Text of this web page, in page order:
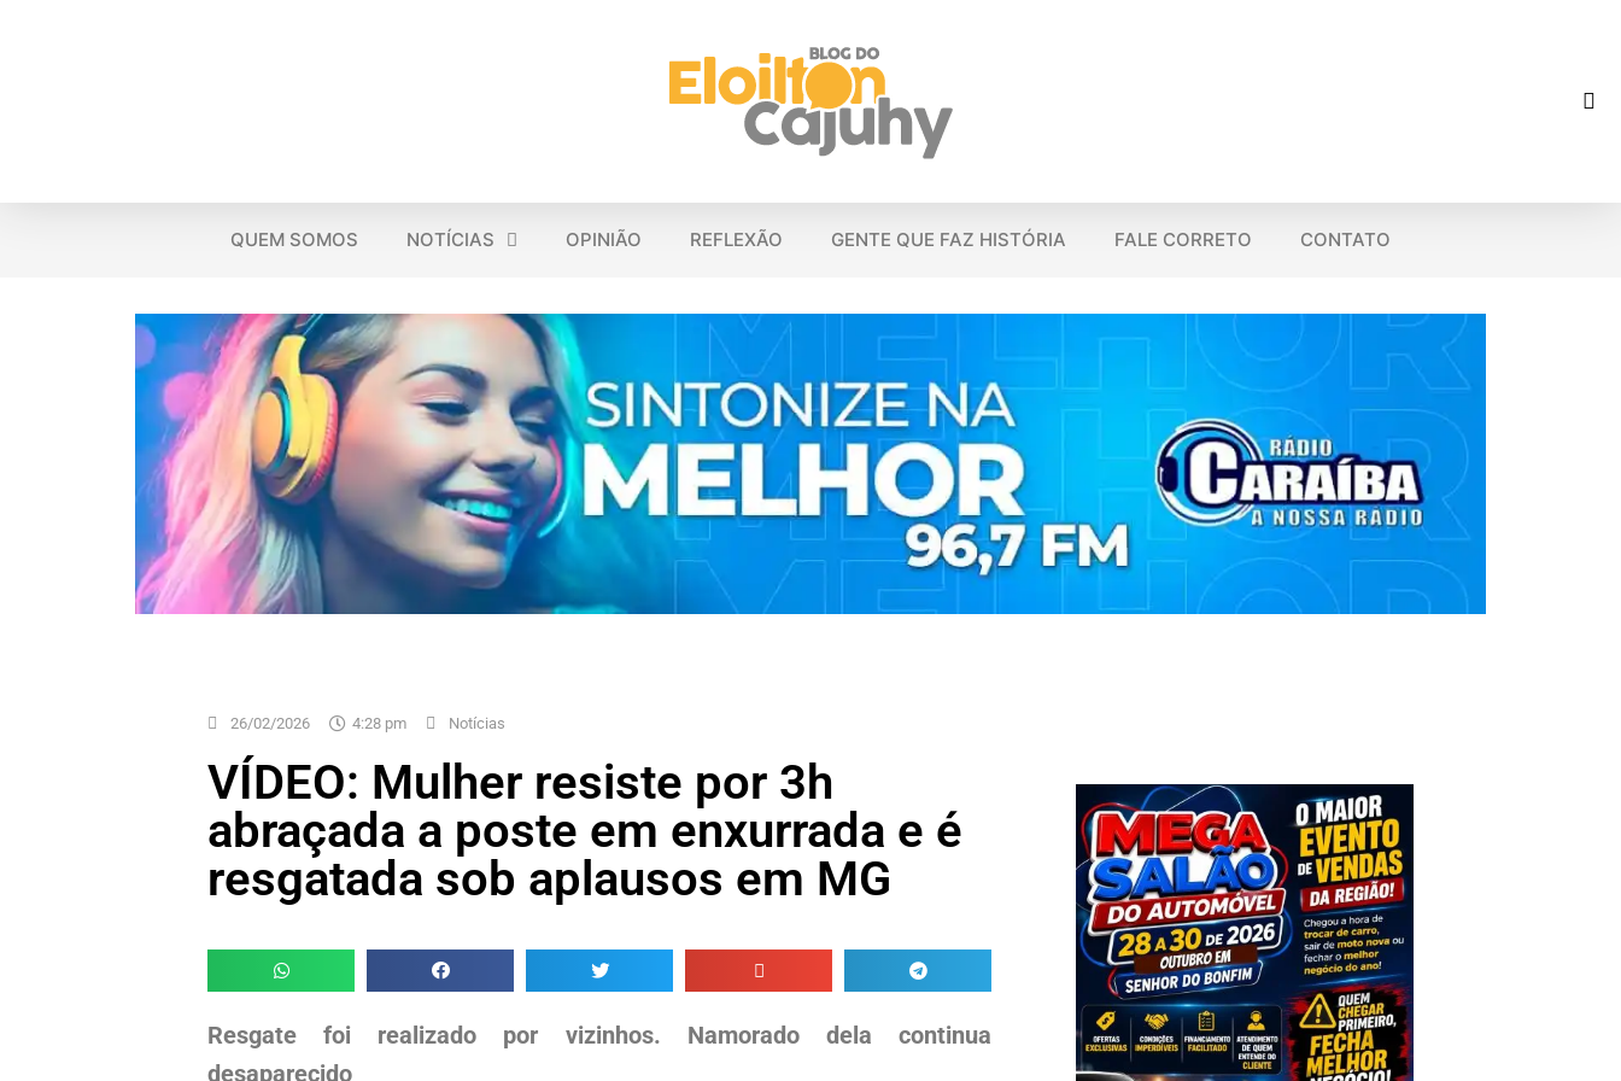
QUEM SOMOS NOTÍCIAS OPINIÃO REFLEXÃO GENTE QUE FAZ HISTÓRIA FALE CORRETO CONTATO
26/02/2026 4:28 pm Notícias
VÍDEO: Mulher resiste por 3h
abraçada a poste em enxurrada e é
resgatada sob aplausos em MG
Resgate foi realizado por vizinhos. Namorado dela continua
desaparecido